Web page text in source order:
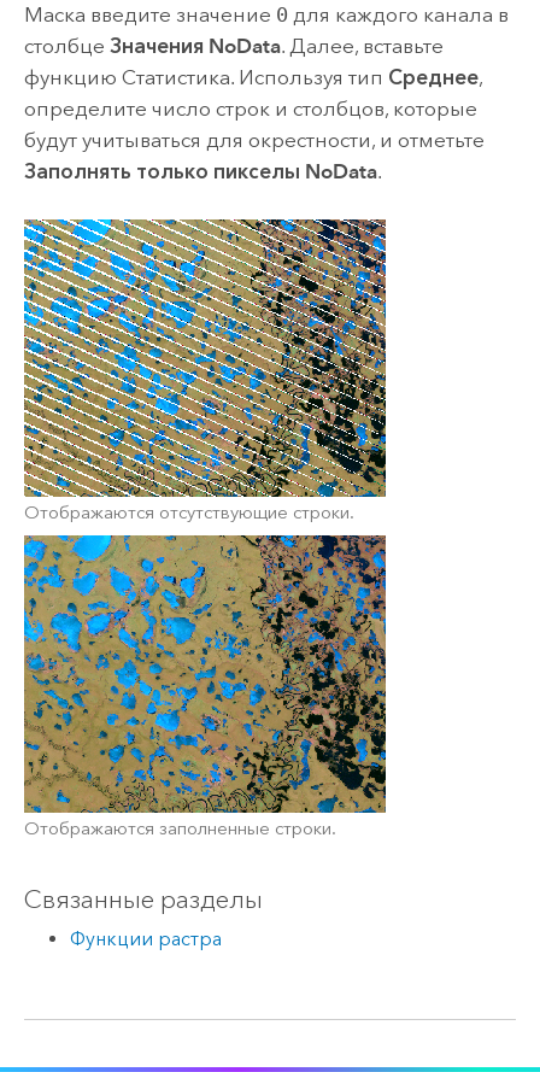
Маска введите значение 0 для каждого канала в
столбце Значения NoData. Далее, вставьте
функцию Статистика. Используя тип Среднее,
определите число строк и столбцов, которые
будут учитываться для окрестности, и отметьте
Заполнять только пикселы NoData.
Отображаются отсутствующие строки.
Отображаются заполненные строки.
Связанные разделы
Функции растра